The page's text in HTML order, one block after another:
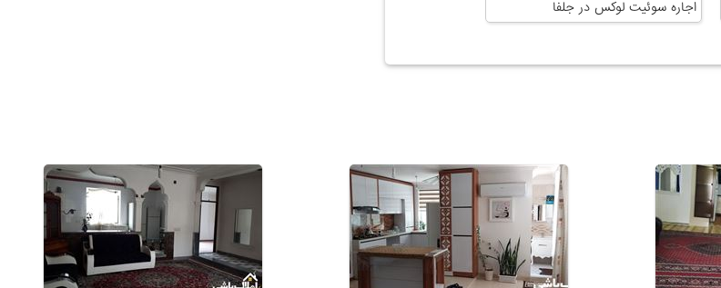
اجاره سوئیت لوکس در جلفا